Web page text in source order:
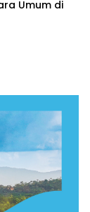
Umum di